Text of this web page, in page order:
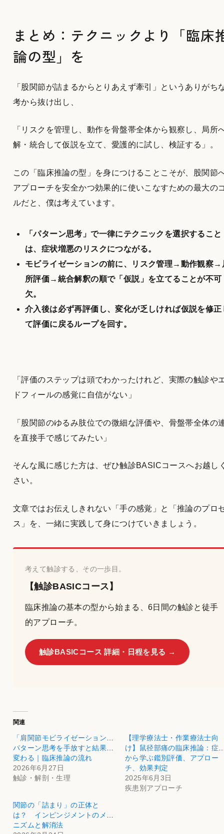
まとめ：テクニックより「臨床
論の型」を
「股関節が詰まるからとりあえず牽引」というありがち
考から抜け出し、
「リスクを管理し、動作を骨盤帯全体から観察し、局所
解・統合して仮説を立て、愛護的に試し、検証する」。
この「臨床推論の型」を身につけることこそが、股関節
アプローチを安全かつ効果的に使いこなすための最大の
ルだと、僕は考えています。
「パターン思考」で一律にテクニックを選択すること
は、症状増悪のリスクにつながる。
モビライゼーションの前に、リスク管理→動作観察→
所評価→統合解釈の順で「仮説」を立てることが不可
欠。
介入後は必ず再評価し、変化が乏しければ仮説を修正
て評価に戻るループを回す。
「評価のステップは頭でわかったけれど、実際の触診や
ドフィールの感覚に自信がない」
「股関節のゆるみ肢位での微細な評価や、骨盤帯全体の
を直接手で感じてみたい」
そんな風に感じた方は、ぜひ触診BASICコースへお越し
さい。
文章ではお伝えしきれない「手の感覚」と「推論のプロ
ス」を、一緒に実践して身につけていきましょう。
考えて触診する、その一歩目。
【触診BASICコース】
臨床推論の基本の型から始まる、6日間の触診と徒手
的アプローチ。
触診BASICコース 詳細・日程を見る →
関連
「肩関節モビライゼーション」
パターン思考を手放すと結果が
変わる｜臨床推論の流れ
2026年6月27日
触診・解剖・生理
【理学療法士・作業療法士向
け】鼠径部痛の臨床推論：症
から学ぶ鑑別評価、アプロー
チ、効果判定
2025年6月3日
疾患別アプローチ
関節の「詰まり」の正体と
は？ インピンジメントのメカ
ニズムと解消法